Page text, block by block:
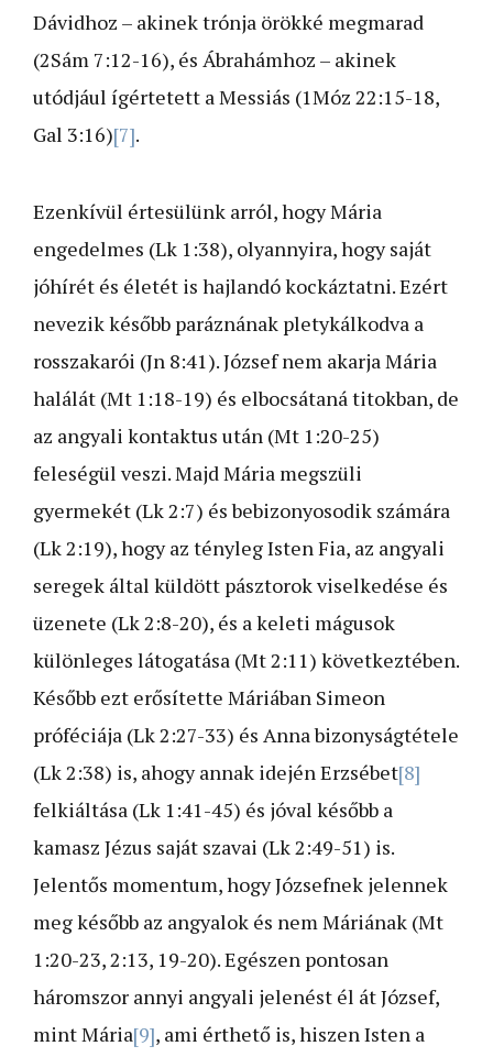
Dávidhoz – akinek trónja örökké megmarad
(2Sám 7:12-16), és Ábrahámhoz – akinek
utódjául ígértetett a Messiás (1Móz 22:15-18,
Gal 3:16)[7].
Ezenkívül értesülünk arról, hogy Mária
engedelmes (Lk 1:38), olyannyira, hogy saját
jóhírét és életét is hajlandó kockáztatni. Ezért
nevezik később paráznának pletykálkodva a
rosszakarói (Jn 8:41). József nem akarja Mária
halálát (Mt 1:18-19) és elbocsátaná titokban, de
az angyali kontaktus után (Mt 1:20-25)
feleségül veszi. Majd Mária megszüli
gyermekét (Lk 2:7) és bebizonyosodik számára
(Lk 2:19), hogy az tényleg Isten Fia, az angyali
seregek által küldött pásztorok viselkedése és
üzenete (Lk 2:8-20), és a keleti mágusok
különleges látogatása (Mt 2:11) következtében.
Később ezt erősítette Máriában Simeon
próféciája (Lk 2:27-33) és Anna bizonyságtétele
(Lk 2:38) is, ahogy annak idején Erzsébet[8]
felkiáltása (Lk 1:41-45) és jóval később a
kamasz Jézus saját szavai (Lk 2:49-51) is.
Jelentős momentum, hogy Józsefnek jelennek
meg később az angyalok és nem Máriának (Mt
1:20-23, 2:13, 19-20). Egészen pontosan
háromszor annyi angyali jelenést él át József,
mint Mária[9], ami érthető is, hiszen Isten a